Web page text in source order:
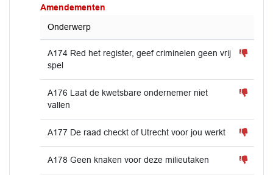
Amendementen
Onderwerp
A174 Red het register, geef criminelen geen vrij
spel
A176 Laat de kwetsbare ondernemer niet
vallen
A177 De raad checkt of Utrecht voor jou werkt
A178 Geen knaken voor deze milieutaken